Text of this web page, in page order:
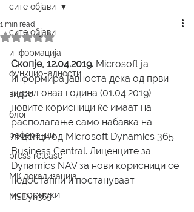
сите објави
информација
функционалности
видео
блог
референци
press release
МК локализација
MSDyn365
сите објави
1 min read
Rated NaN out of 5 stars.
Скопје, 12.04.2019. Microsoft ја
информира јавноста дека од први
април оваа година (01.04.2019)
новите корисници ќе имаат на
располагање само набавка на
лиценци од Microsoft Dynamics 365
Business Central. Лиценците за
Dynamics NAV за нови корисници се
недостапни и постануваат
историски.